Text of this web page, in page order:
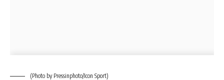
(Photo by Pressinphoto/Icon Sport)